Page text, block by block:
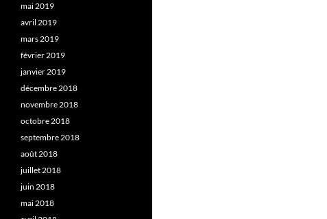
mai 2019
avril 2019
mars 2019
février 2019
janvier 2019
décembre 2018
novembre 2018
octobre 2018
septembre 2018
août 2018
juillet 2018
juin 2018
mai 2018